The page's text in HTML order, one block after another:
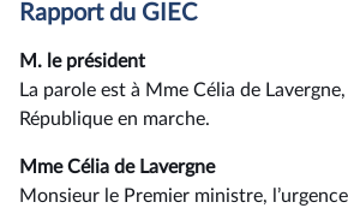
Rapport du GIEC
M. le président
La parole est à Mme Célia de
République en marche.
Mme Célia de Lavergne
Monsieur le Premier ministre,